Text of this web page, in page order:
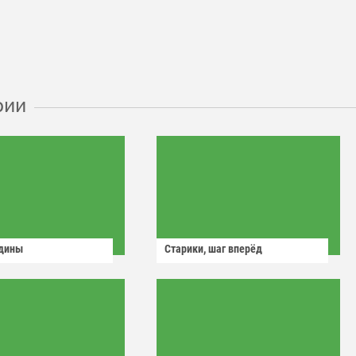
Старики, шаг вперёд